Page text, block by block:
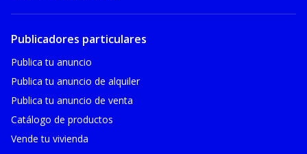
Publicadores particulares
Publica tu anuncio
Publica tu anuncio de alquiler
Publica tu anuncio de venta
Catálogo de productos
Vende tu vivienda